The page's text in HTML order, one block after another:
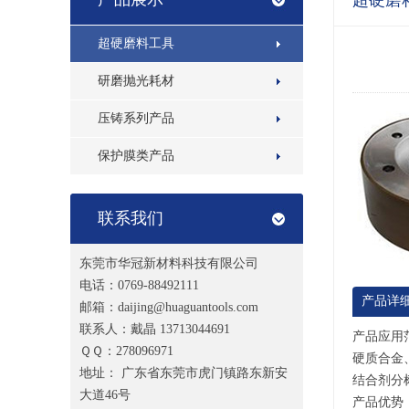
超硬磨料工具
研磨抛光耗材
压铸系列产品
保护膜类产品
联系我们
东莞市华冠新材料科技有限公司
电话： 0769-88492111
邮箱：daijing@huaguantools.com
联系人：戴晶 13713044691
ＱＱ：278096971
地址： 广东省东莞市虎门镇路东新安
大道46号
产品详
产品应用
硬质合金
结合剂分
产品优势